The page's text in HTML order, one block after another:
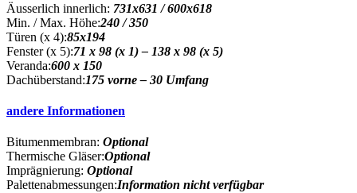
Äusserlich innerlich: 731x631 / 600x618
Min. / Max. Höhe:240 / 350
Türen (x 4):85x194
Fenster (x 5):71 x 98 (x 1) – 138 x 98 (x 5)
Veranda:600 x 150
Dachüberstand:175 vorne – 30 Umfang
andere Informationen
Bitumenmembran: Optional
Thermische Gläser:Optional
Imprägnierung: Optional
Palettenabmessungen:Information nicht verfügbar